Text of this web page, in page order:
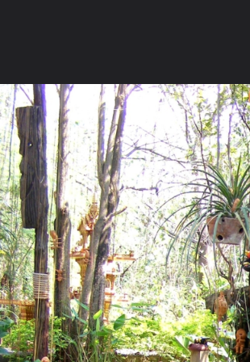
หน้าแรก รูปภาพ General
DSCF3579 สวนตุ๊กตาดินเ
หน้าแรก เว็บบอร์ด มีอะไรใหม่
หมวดหมู่ มีอะไรใหม่ คอลเล็คชั่น